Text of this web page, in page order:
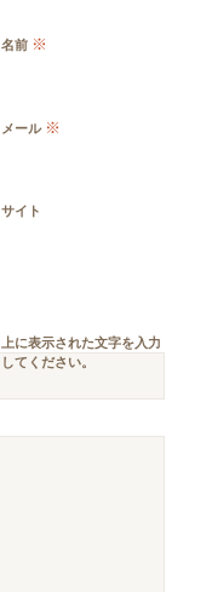
名前 ※
メール ※
サイト
上に表示された文字を入力
してください。